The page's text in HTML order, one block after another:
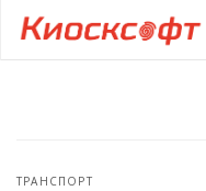
ТРАНСПОРТ